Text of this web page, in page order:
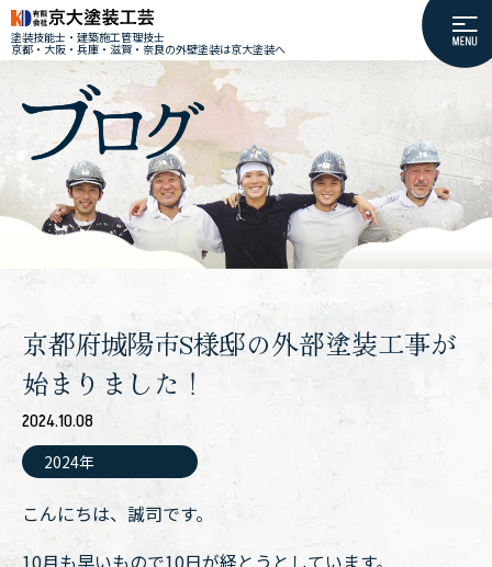
塗装技能士・建築施工管理技士
京都・大阪・兵庫・滋賀・奈良の外壁塗装は京大塗装へ
京都府城陽市S様邸の外部塗装工事が
始まりました！
2024.10.08
2024年
こんにちは、誠司です。
10月も早いもので10日が経とうとしています。